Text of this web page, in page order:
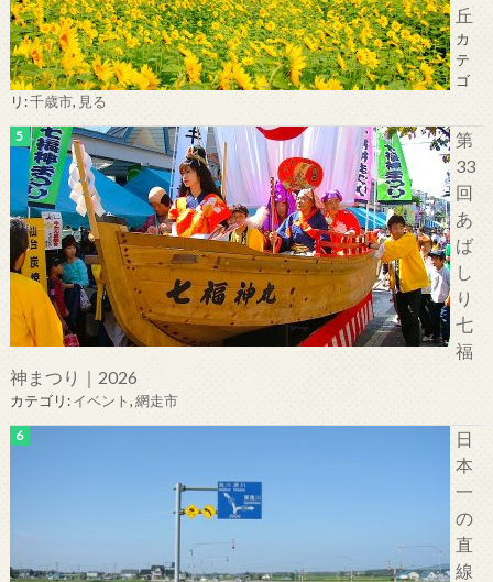
丘
カ
テ
ゴ
リ:千歳市, 見る
第
33
回
あ
ば
し
り
七
福
神まつり｜2026
カテゴリ:イベント,網走市
日
本
一
の
直
線